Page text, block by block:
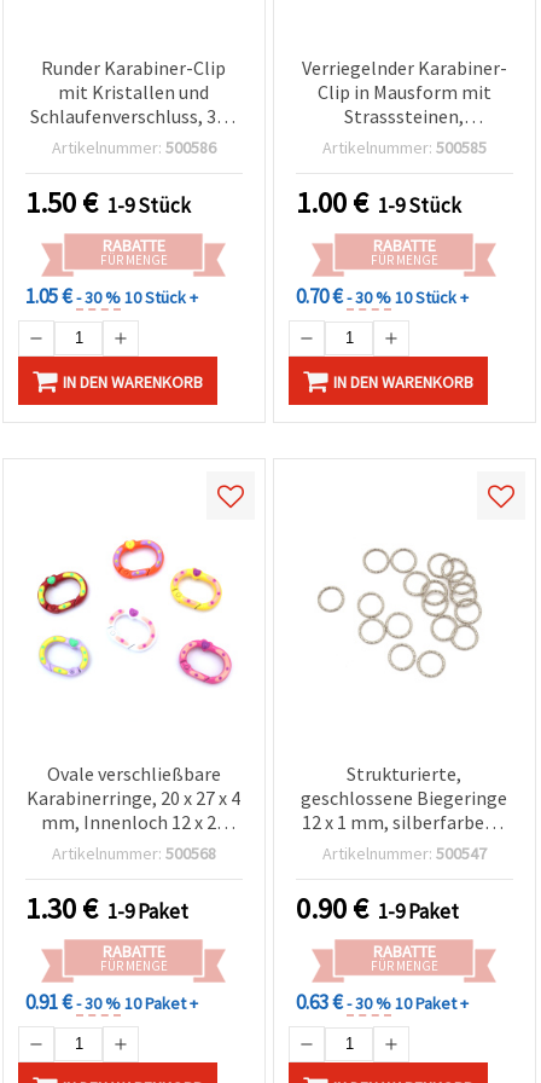
Runder Karabiner-Clip
mit Kristallen und
Schlaufenverschluss, 35 x
5 mm, Innenmaß 25 mm,
Schmuckzubehör für
Basteln & DIY
Artikelnummer: 500586
1.50€ 1-9 Stück
RABATTE
FÜR MENGE
1.05 €- 30 %10 Stück +
IN DEN WARENKORB
Verriegelnder Karabiner-
Clip in Mausform mit
Strasssteinen,
goldfarben, 38x35x4 mm
& Basteln
Artikelnummer: 500585
1.00€ 1-9 Stück
RABATTE
FÜR MENGE
0.70 €- 30 %10 Stück +
IN DEN WARENKORB
Ovale verschließbare
Karabinerringe, 20 x 27 x 4
mm, Innenloch 12 x 20
mm, Farben gemischt – 2
Artikelnummer: 500568
1.30€ 1-9 Paket
RABATTE
FÜR MENGE
0.91 €- 30 %10 Paket +
Strukturierte,
geschlossene Biegeringe
12 x 1 mm, silberfarben -
50 Stück
Artikelnummer: 500547
0.90€ 1-9 Paket
RABATTE
FÜR MENGE
0.63 €- 30 %10 Paket +